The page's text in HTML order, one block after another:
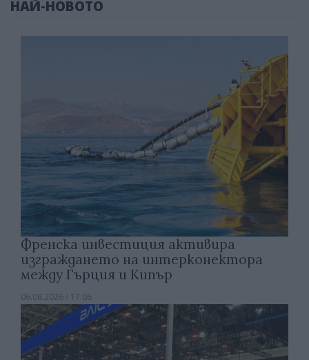
НАЙ-НОВОТО
Френска инвестиция активира
изграждането на интерконектора
между Гърция и Кипър
06.08.2026 / 17:06